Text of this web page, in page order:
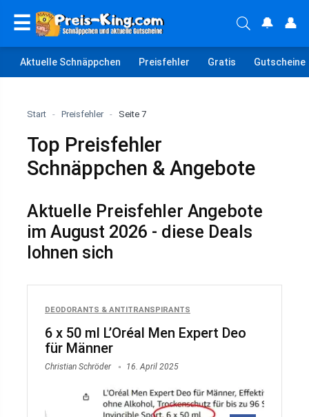
☰ 🔔 👤
Aktuelle Schnäppchen Preisfehler Gratis Gutscheine
Start - Preisfehler - Seite 7
Top Preisfehler
Schnäppchen & Angebote
Aktuelle Preisfehler Angebote
im August 2026 - diese Deals
lohnen sich
DEODORANTS & ANTITRANSPIRANTS
6 x 50 ml L’Oréal Men Expert Deo
für Männer
Christian Schröder 16. April 2025